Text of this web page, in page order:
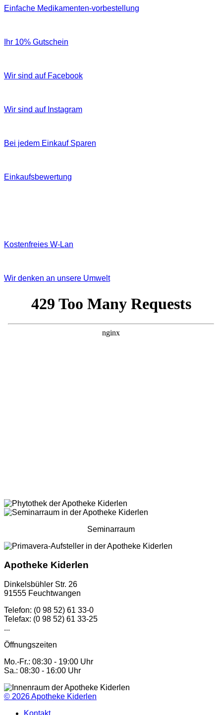
Einfache Medikamenten-vorbestellung
Ihr 10% Gutschein
Wir sind auf Facebook
Wir sind auf Instagram
Bei jedem Einkauf Sparen
Einkaufsbewertung
Kostenfreies W‐Lan
Wir denken an unsere Umwelt
Seminarraum
Apotheke Kiderlen
Dinkelsbühler Str. 26
91555 Feuchtwangen
Telefon: (0 98 52) 61 33-0
Telefax: (0 98 52) 61 33-25
...
Öffnungszeiten
Mo.-Fr.: 08:30 - 19:00 Uhr
Sa.: 08:30 - 16:00 Uhr
© 2026Apotheke Kiderlen
Kontakt